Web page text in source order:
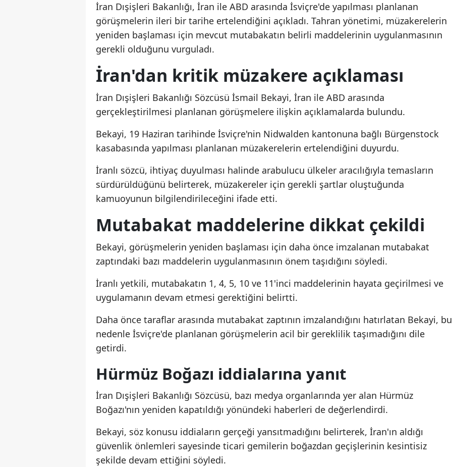
Gümüşhane
Hakkari
Isparta
Mersin
İzmir
Kars
Kastamonu
Kırklareli
Kırşehir
Kocaeli
Konya
Malatya
Kahramanmaraş
Mardin
Muğla
Muş
Nevşehir
İran Dışişleri Bakanlığı, İran ile ABD arasında İsviçre'de yapılması planlanan
görüşmelerin ileri bir tarihe ertelendiğini açıkladı. Tahran yönetimi, müzakerelerin
yeniden başlaması için mevcut mutabakatın belirli maddelerinin uygulanmasının
gerekli olduğunu vurguladı.
İran'dan kritik müzakere açıklaması
İran Dışişleri Bakanlığı Sözcüsü İsmail Bekayi, İran ile ABD arasında
gerçekleştirilmesi planlanan görüşmelere ilişkin açıklamalarda bulundu.
Bekayi, 19 Haziran tarihinde İsviçre'nin Nidwalden kantonuna bağlı Bürgenstock
kasabasında yapılması planlanan müzakerelerin ertelendiğini duyurdu.
İranlı sözcü, ihtiyaç duyulması halinde arabulucu ülkeler aracılığıyla temasların
sürdürüldüğünü belirterek, müzakereler için gerekli şartlar oluştuğunda
kamuoyunun bilgilendirileceğini ifade etti.
Mutabakat maddelerine dikkat çekildi
Bekayi, görüşmelerin yeniden başlaması için daha önce imzalanan mutabakat
zaptındaki bazı maddelerin uygulanmasının önem taşıdığını söyledi.
İranlı yetkili, mutabakatın 1, 4, 5, 10 ve 11'inci maddelerinin hayata geçirilmesi ve
uygulamanın devam etmesi gerektiğini belirtti.
Daha önce taraflar arasında mutabakat zaptının imzalandığını hatırlatan Bekayi, bu
nedenle İsviçre'de planlanan görüşmelerin acil bir gereklilik taşımadığını dile
getirdi.
Hürmüz Boğazı iddialarına yanıt
İran Dışişleri Bakanlığı Sözcüsü, bazı medya organlarında yer alan Hürmüz
Boğazı'nın yeniden kapatıldığı yönündeki haberleri de değerlendirdi.
Bekayi, söz konusu iddiaların gerçeği yansıtmadığını belirterek, İran'ın aldığı
güvenlik önlemleri sayesinde ticari gemilerin boğazdan geçişlerinin kesintisiz
şekilde devam ettiğini söyledi.
Bakan Fidan açıkladı!
Mekke Anlaşması'nda
"NATO" detayı
Mekke
"NATO" detayı